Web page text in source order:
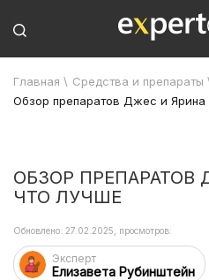
Главная \ Средства и препараты
Обзор препаратов Джес и Ярина
ОБЗОР ПРЕПАРАТОВ
ЧТО ЛУЧШЕ
Эксперт
Елизавета Рубинштейн
Обновлено: 27.02.2025, просмотров: